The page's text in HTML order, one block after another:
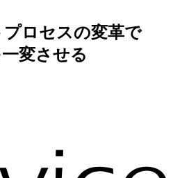
ロセスの変革で
変させる